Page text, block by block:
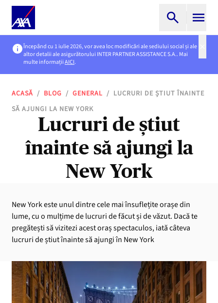
Începând cu 1 iulie 2026, vor avea loc modificări ale sediului social și ale
altor detalii ale asigurătorului INTER PARTNER ASSISTANCE S.A.. Mai
multe informațiiAICI.
ACASĂ / BLOG / GENERAL / LUCRURI DE ȘTIUT ÎNAINTE
SĂ AJUNGI LA NEW YORK
Lucruri de știut
înainte să ajungi la
New York
New York este unul dintre cele mai însuflețite orașe din
lume, cu o mulțime de lucruri de făcut și de văzut. Dacă te
pregătești să vizitezi acest oraș spectaculos, iată câteva
lucruri de știut înainte să ajungi în New York